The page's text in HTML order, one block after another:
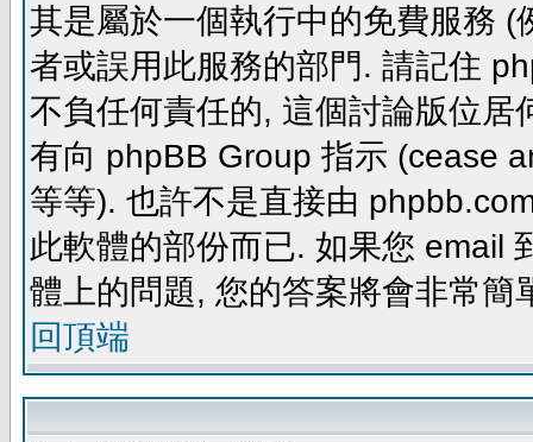
其是屬於一個執行中的免費服務
者或誤用此服務的部門. 請記住
不負任何責任的, 這個討論版位
有向 phpBB Group 指示 (cease
等等). 也許不是直接由
此軟體的部份而已. 如果您 email
體上的問題, 您的答案將會非常簡
回頂端